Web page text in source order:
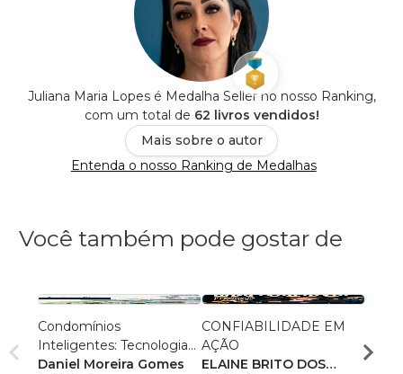
Juliana Maria Lopes é Medalha Seller no nosso Ranking,
com um total de 62 livros vendidos!
Mais sobre o autor
Entenda o nosso Ranking de Medalhas
Você também pode gostar de
Condomínios
Inteligentes: Tecnologias
e Táticas para uma
Daniel Moreira Gomes
CONFIABILIDADE EM
AÇÃO
ELAINE BRITO DOS
R$